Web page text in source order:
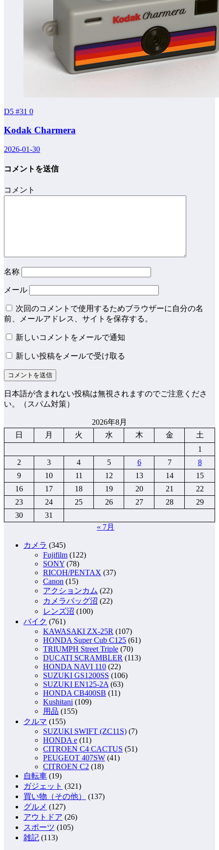
D5 #31 0
Kodak Charmera
2026-01-30
コメントを送信
コメント
名称
メール
次回のコメントで使用するためブラウザーに自分の名
前、メールアドレス、サイトを保存する。
新しいコメントをメールで通知
新しい投稿をメールで受け取る
日本語が含まれない投稿は無視されますのでご注意くださ
い。（スパム対策）
2026年8月
日
月 火 水 木 金
土
1
2
3 4 5 6 7
8
9
10 11 12 13 14
15
16
17 18 19 20 21
22
23
24 25 26 27 28
29
30
31
« 7月
カメラ (345)
Fujifilm (122)
SONY (78)
RICOH/PENTAX (37)
Canon (15)
アクションカム (22)
カメラバッグ沼 (22)
レンズ沼 (100)
バイク (761)
KAWASAKI ZX-25R (107)
HONDA Super Cub C125 (61)
TRIUMPH Street Triple (70)
DUCATI SCRAMBLER (113)
HONDA NAVI 110 (22)
SUZUKI GS1200SS (106)
SUZUKI EN125-2A (63)
HONDA CB400SB (11)
Kushitani (109)
用品 (155)
クルマ (155)
SUZUKI SWIFT (ZC11S) (7)
HONDA e (11)
CITROEN C4 CACTUS (51)
PEUGEOT 407SW (41)
CITROEN C2 (18)
自転車 (19)
ガジェット (321)
買い物（その他）
(137)
グルメ (127)
アウトドア (26)
スポーツ (105)
雑記 (113)